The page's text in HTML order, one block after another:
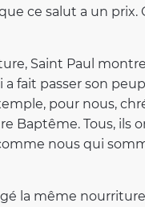
ce salut a un
Saint Paul
fait passer son
pour nous,
Baptême. Tous, ils
nous qui
la même